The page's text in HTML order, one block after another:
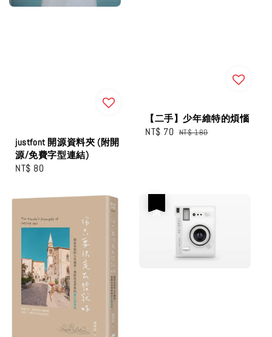
justfont 開源資料夾 (附開
源/免費字型連結)
Regular
NT$ 80
【二手】少年維特的煩惱
Sale
NT$ 70 Regular
NT$ 180